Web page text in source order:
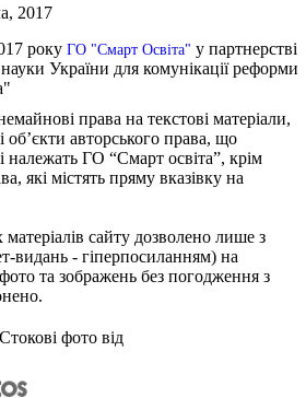
2017
року ГО "Смарт Освіта" у партнерстві
України для комунікації реформи
права на текстові матеріали,
об’єкти авторського права, що
належать ГО “Смарт освіта”, крім
які містять пряму вказівку на
сайту дозволено лише з
видань - гіперпосиланням) на
та зображень без погодження з
Стокові фото від